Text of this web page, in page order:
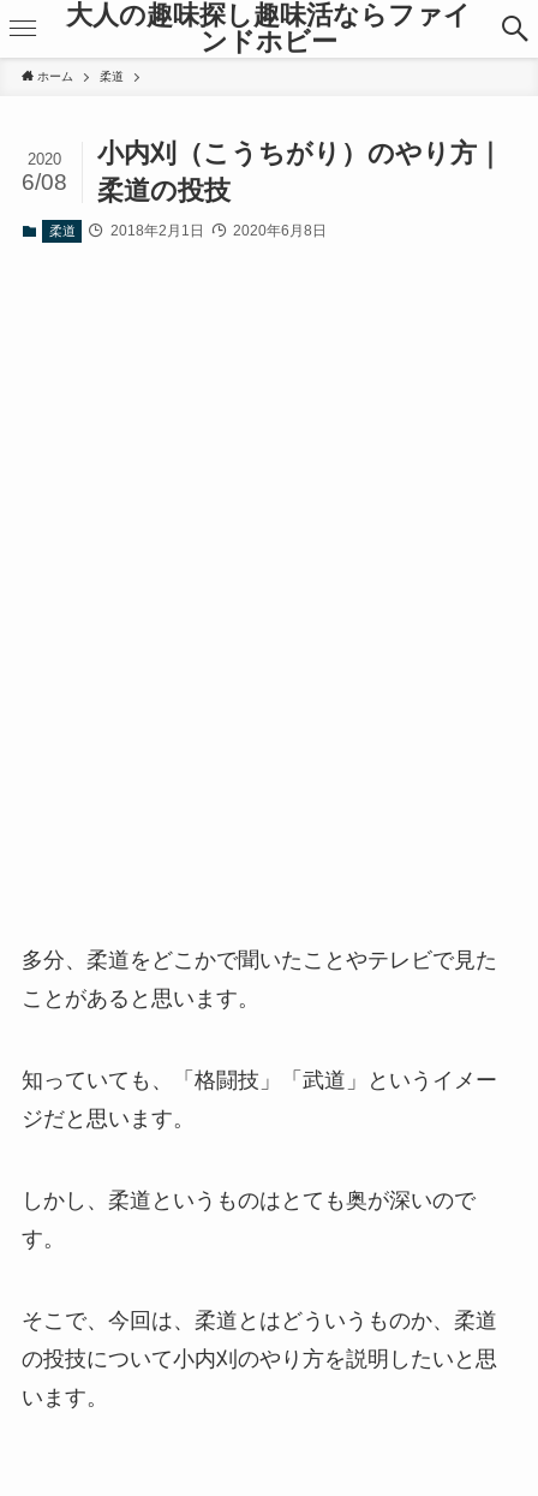
大人の趣味探し趣味活ならファイ
ンドホビー
ホーム 柔道
小内刈（こうちがり）のやり方｜
柔道の投技
2020
6/08
柔道 2018年2月1日 2020年6月8日
多分、柔道をどこかで聞いたことやテレビで見た
ことがあると思います。
知っていても、「格闘技」「武道」というイメー
ジだと思います。
しかし、柔道というものはとても奥が深いので
す。
そこで、今回は、柔道とはどういうものか、柔道
の投技について小内刈のやり方を説明したいと思
います。